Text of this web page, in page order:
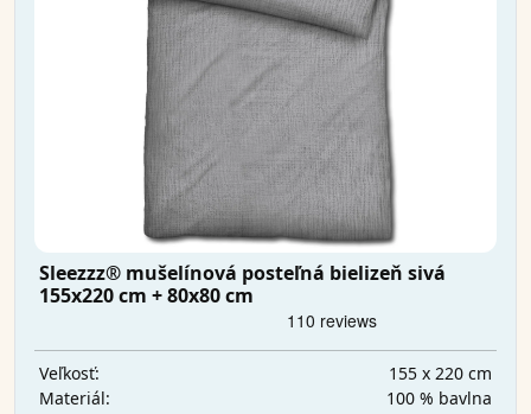
Sleezzz® mušelínová posteľná bielizeň sivá
155x220 cm + 80x80 cm
Veľkosť:
155 x 220 cm
Materiál:
100 % bavlna